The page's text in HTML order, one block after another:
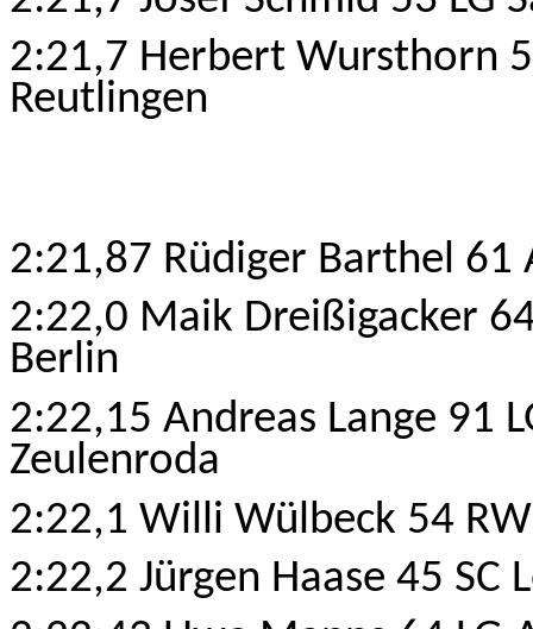
2:21,7 Herbert Wursthorn
Reutlingen
2:21,87 Rüdiger Barthel 61
2:22,0 Maik Dreißigacker
Berlin
2:22,15 Andreas Lange 91
Zeulenroda
2:22,1 Willi Wülbeck 54
2:22,2 Jürgen Haase 45 SC